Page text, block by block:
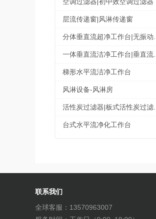
层流传递窗|风淋传递窗
分体垂直流超净工作台|无振动...
一体垂直流洁净工作台|垂直流...
梯形水平流洁净工作台
风淋设备-风淋房
活性炭过滤器|板式活性炭过滤...
台式水平流净化工作台
联系我们
全球客服：13570963007